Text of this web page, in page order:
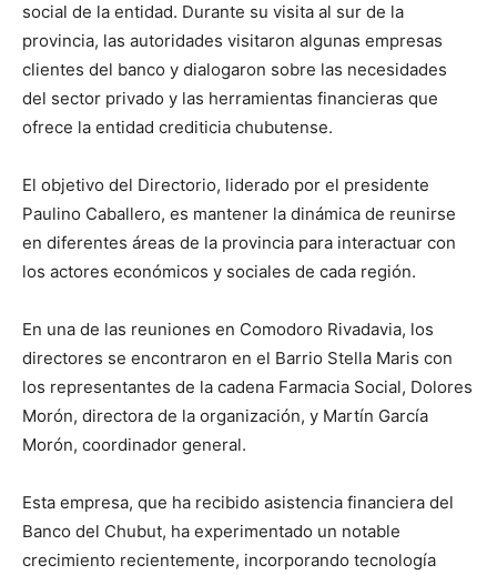
social de la entidad. Durante su visita al sur de la
provincia, las autoridades visitaron algunas empresas
clientes del banco y dialogaron sobre las necesidades
del sector privado y las herramientas financieras que
ofrece la entidad crediticia chubutense.
El objetivo del Directorio, liderado por el presidente
Paulino Caballero, es mantener la dinámica de reunirse
en diferentes áreas de la provincia para interactuar con
los actores económicos y sociales de cada región.
En una de las reuniones en Comodoro Rivadavia, los
directores se encontraron en el Barrio Stella Maris con
los representantes de la cadena Farmacia Social, Dolores
Morón, directora de la organización, y Martín García
Morón, coordinador general.
Esta empresa, que ha recibido asistencia financiera del
Banco del Chubut, ha experimentado un notable
crecimiento recientemente, incorporando tecnología